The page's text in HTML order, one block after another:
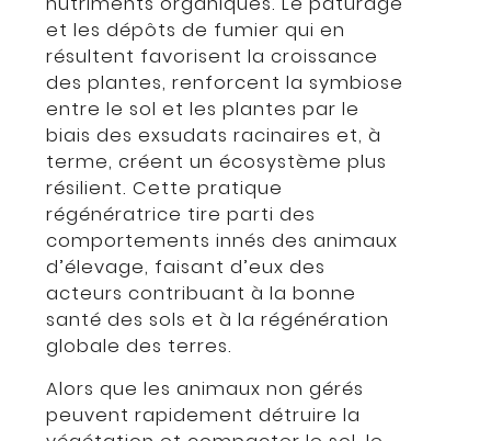
et les dépôts de fumier qui en
résultent favorisent la croissance
des plantes, renforcent la symbiose
entre le sol et les plantes par le
biais des exsudats racinaires et, à
terme, créent un écosystème plus
résilient. Cette pratique
régénératrice tire parti des
comportements innés des animaux
d’élevage, faisant d’eux des
acteurs contribuant à la bonne
santé des sols et à la régénération
globale des terres.
Alors que les animaux non gérés
peuvent rapidement détruire la